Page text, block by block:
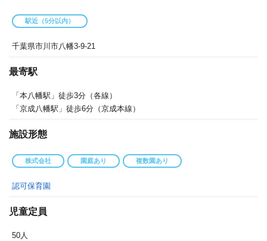
駅近（5分以内）
千葉県市川市八幡3-9-21
最寄駅
「本八幡駅」徒歩3分（各線）
「京成八幡駅」徒歩6分（京成本線）
施設形態
株式会社 園庭あり 複数園あり
認可保育園
児童定員
50人